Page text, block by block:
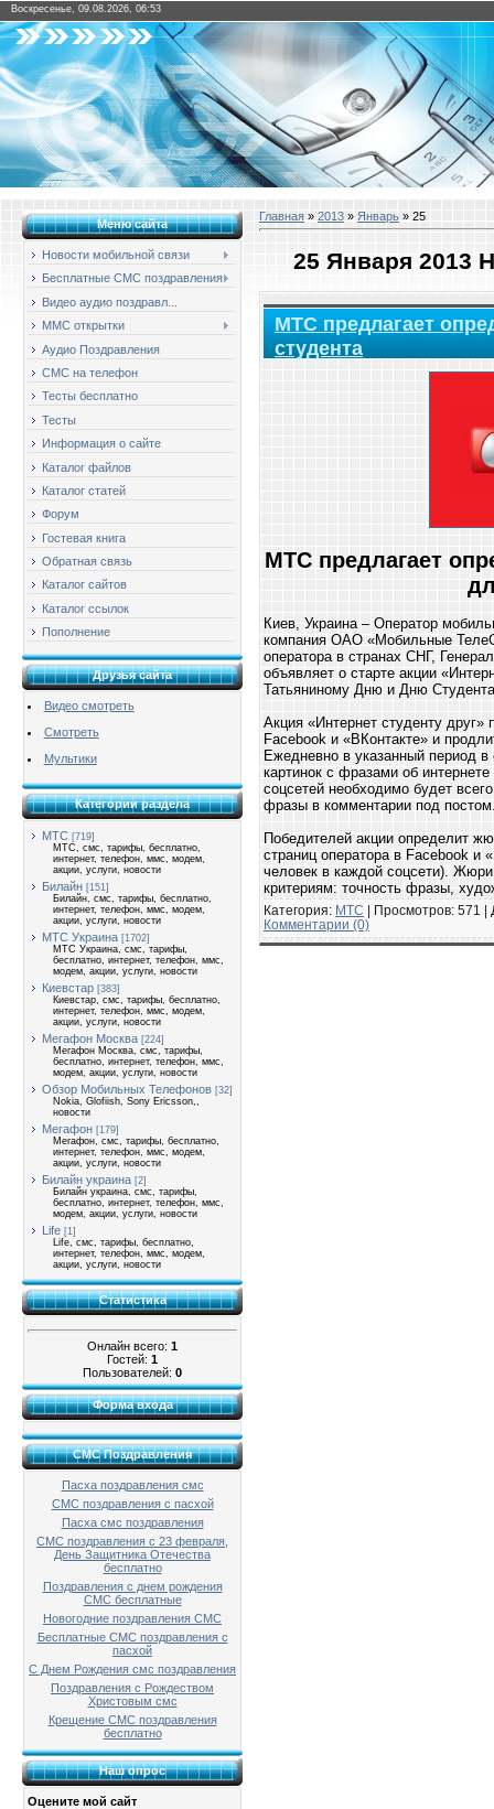
Воскресенье, 09.08.2026, 06:53
Меню сайта
Новости мобильной связи
Бесплатные СМС поздравления
Видео аудио поздравл...
ММС открытки
Аудио Поздравления
СМС на телефон
Тесты бесплатно
Тесты
Информация о сайте
Каталог файлов
Каталог статей
Форум
Гостевая книга
Обратная связь
Каталог сайтов
Каталог ссылок
Пополнение
Друзья сайта
Видео смотреть
Смотреть
Мультики
Категории раздела
МТС [719]
МТС, смс, тарифы, бесплатно,
интернет, телефон, ммс, модем,
акции, услуги, новости
Билайн [151]
Билайн, смс, тарифы, бесплатно,
интернет, телефон, ммс, модем,
акции, услуги, новости
МТС Украина [1702]
МТС Украина, смс, тарифы,
бесплатно, интернет, телефон, ммс,
модем, акции, услуги, новости
Киевстар [383]
Киевстар, смс, тарифы, бесплатно,
интернет, телефон, ммс, модем,
акции, услуги, новости
Мегафон Москва [224]
Мегафон Москва, смс, тарифы,
бесплатно, интернет, телефон, ммс,
модем, акции, услуги, новости
Обзор Мобильных Телефонов [32]
Nokia, Glofiish, Sony Ericsson,,
новости
Мегафон [179]
Мегафон, смс, тарифы, бесплатно,
интернет, телефон, ммс, модем,
акции, услуги, новости
Билайн украина [2]
Билайн украина, смс, тарифы,
бесплатно, интернет, телефон, ммс,
модем, акции, услуги, новости
Life [1]
Life, смс, тарифы, бесплатно,
интернет, телефон, ммс, модем,
акции, услуги, новости
Статистика
Онлайн всего: 1
Гостей: 1
Пользователей: 0
Форма входа
СМС Поздравления
Пасха поздравления смс
СМС поздравления с пасхой
Пасха смс поздравления
СМС поздравления с 23 февраля,
День Защитника Отечества
бесплатно
Поздравления с днем рождения
СМС бесплатные
Новогодние поздравления СМС
Бесплатные СМС поздравления с
пасхой
С Днем Рождения смс поздравления
Поздравления с Рождеством
Христовым смс
Крещение СМС поздравления
бесплатно
Наш опрос
Оцените мой сайт
Главная » 2013 » Январь » 25
25 Января 2013
МТС предлагает
студента
МТС предлагает
Киев, Украина – Оператор
компания ОАО «Мобильные
оператора в странах СНГ,
объявляет о старте акции
Татьяниному Дню и Дню
Акция «Интернет студенту
Facebook и «ВКонтакте» и
Ежедневно в указанный период
картинок с фразами об
соцсетей необходимо будет
фразы в комментарии под
Победителей акции определит
страниц оператора в Facebook и
человек в каждой соцсети).
критериям: точность фразы,
Категория: МТС | Просмотров: 571
Комментарии (0)